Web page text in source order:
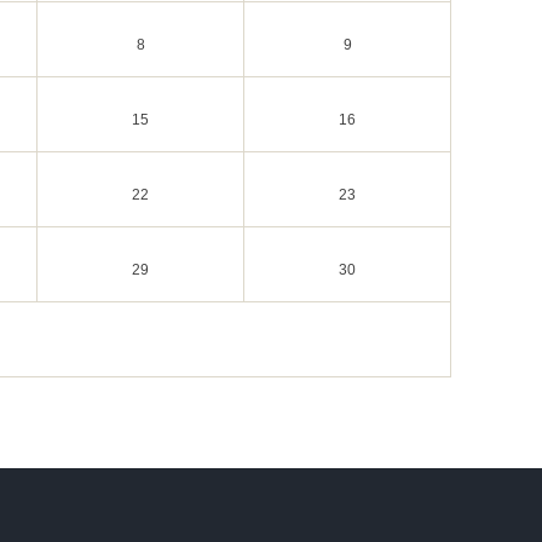
8 9
15 16
22 23
29 30